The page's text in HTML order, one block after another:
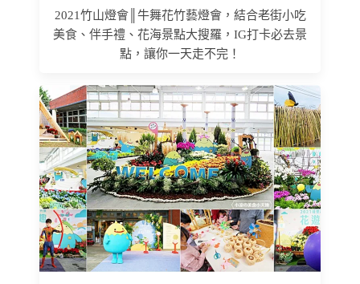
2021竹山燈會║牛舞花竹藝燈會，結合老街小吃
美食、伴手禮、花海景點大搜羅，IG打卡必去景
點，讓你一天走不完！